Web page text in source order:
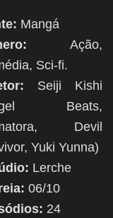
Mangá
Ação,
Sci-fi.
Seiji Kishi
Beats,
Devil
Yuki Yunna)
Lerche
06/10
24